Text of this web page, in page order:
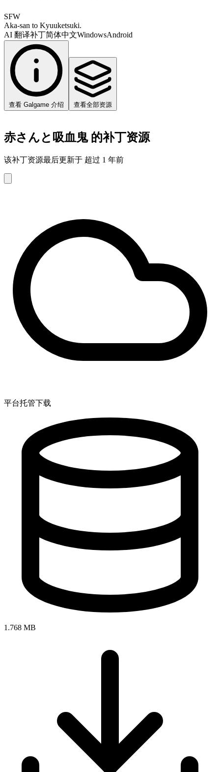
SFW
Aka-san to Kyuuketsuki.
AI 翻译补丁简体中文WindowsAndroid
查看 Galgame 介绍 查看全部资源
赤さんと吸血鬼 的补丁资源
该补丁资源最后更新于 超过 1 年前
平台托管下载
1.768 MB